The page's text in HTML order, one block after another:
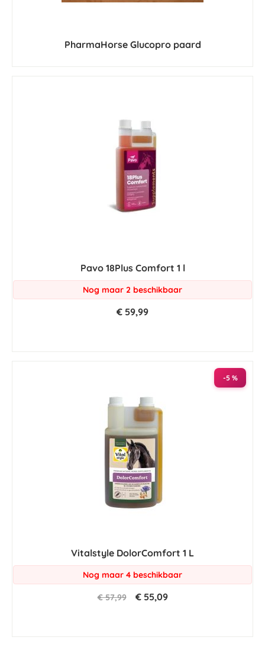
PharmaHorse Glucopro paard
Pavo 18Plus Comfort 1 l
Nog maar 2 beschikbaar
€ 59,99
-5 %
Vitalstyle DolorComfort 1 L
Nog maar 4 beschikbaar
€ 57,99 € 55,09